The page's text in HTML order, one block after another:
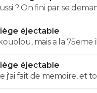
? On fini par se
le mercato n'est pas
ca on va droit à la
éjectable
mais a la 75eme
en position de qualifié
éjectable
j'ai fait de memoire, et
de 25, et 19eme